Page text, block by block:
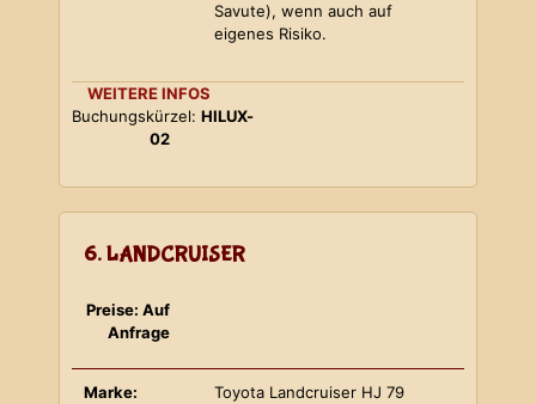
Savute), wenn auch auf
eigenes Risiko.
WEITERE INFOS
Buchungskürzel: HILUX-
02
6. LANDCRUISER
Preise: Auf
Anfrage
Marke:
Toyota Landcruiser HJ 79